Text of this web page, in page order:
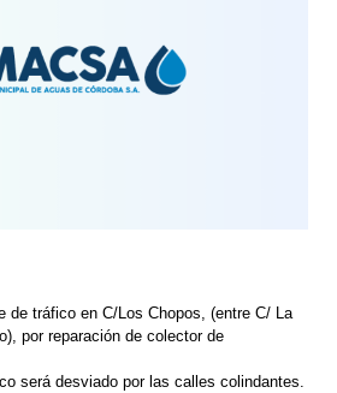
de tráfico en C/Los Chopos, (entre C/ La
por reparación de colector de
será desviado por las calles colindantes.